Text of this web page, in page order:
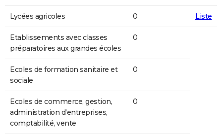
Lycées agricoles 0 Liste
Etablissements avec classes
préparatoires aux grandes écoles
0
Ecoles de formation sanitaire et
sociale
0
Ecoles de commerce, gestion,
administration d'entreprises,
comptabilité, vente
0